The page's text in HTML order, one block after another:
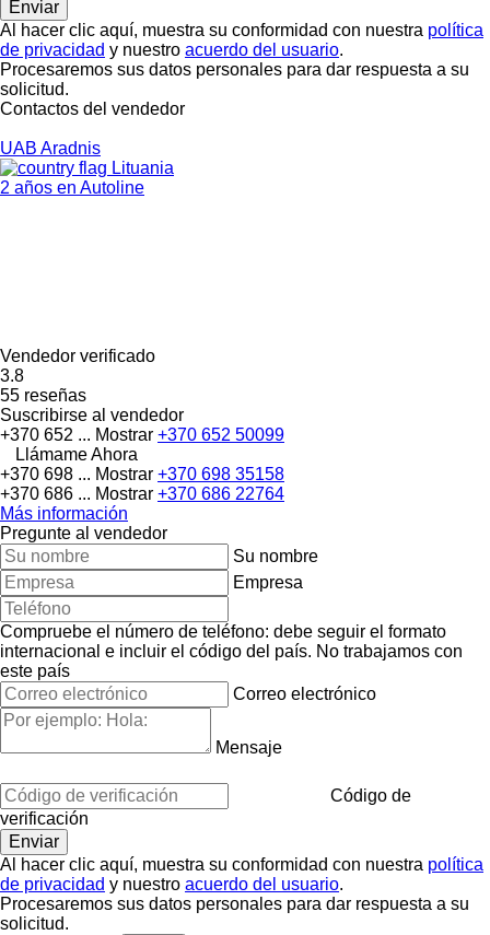
Al hacer clic aquí, muestra su conformidad con nuestra política
de privacidad y nuestro acuerdo del usuario.
Procesaremos sus datos personales para dar respuesta a su
solicitud.
Contactos del vendedor
UAB Aradnis
Lituania
2 años en Autoline
Vendedor verificado
3.8
55 reseñas
Suscribirse al vendedor
+370 652 ... Mostrar +370 652 50099
Llámame Ahora
+370 698 ... Mostrar +370 698 35158
+370 686 ... Mostrar +370 686 22764
Más información
Pregunte al vendedor
Su nombre
Empresa
Compruebe el número de teléfono: debe seguir el formato
internacional e incluir el código del país. No trabajamos con
este país
Correo electrónico
Mensaje
Código de
verificación
Al hacer clic aquí, muestra su conformidad con nuestra política
de privacidad y nuestro acuerdo del usuario.
Procesaremos sus datos personales para dar respuesta a su
solicitud.